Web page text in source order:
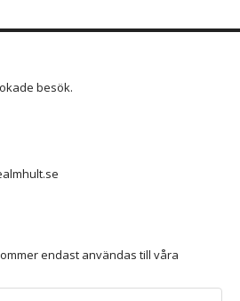
besök.
endast användas till våra